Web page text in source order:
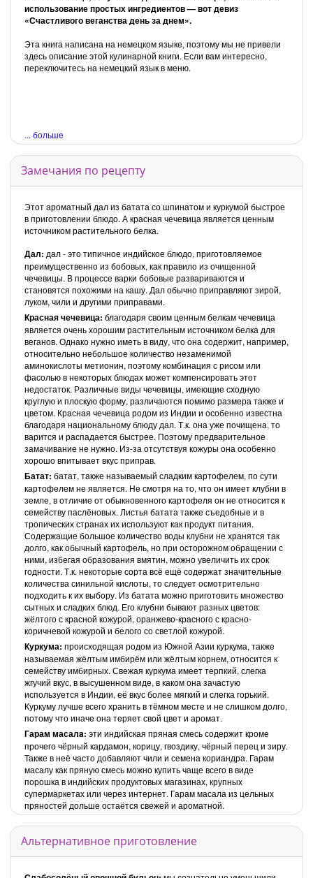
использование простых ингредиентов — вот девиз
«Счастливого веганства день за днем».
Эта книга написана на немецком языке, поэтому мы не привели
здесь описание этой кулинарной книги. Если вам интересно,
переключитесь на немецкий язык в меню.
... больше
Замечания по рецепту
Этот ароматный дал из батата со шпинатом и куркумой быстрое
в приготовлении блюдо. А красная чечевица является ценным
источником растительного белка.
Дал: дал - это типичное индийское блюдо, приготовляемое
преимущественно из бобовых, как правило из очищенной
чечевицы. В процессе варки бобовые развариваются и
становятся похожими на кашу. Дал обычно приправляют зирой,
луком, чили и другими приправами.
Красная чечевица: благодаря своим ценным белкам чечевица
является очень хорошим растительным источником белка для
веганов. Однако нужно иметь в виду, что она содержит, например,
относительно небольшое количество незаменимой
аминокислоты метионин, поэтому комбинация с рисом или
фасолью в некоторых блюдах может компенсировать этот
недостаток. Различные виды чечевицы, имеющие сходную
круглую и плоскую форму, различаются помимо размера также и
цветом. Красная чечевица родом из Индии и особенно известна
благодаря национальному блюду дал. Т.к. она уже почищена, то
варится и распадается быстрее. Поэтому предварительное
замачивание не нужно. Из-за отсутствуя кожуры она особенно
хорошо впитывает вкус приправ.
Батат: батат, также называемый сладким картофелем, по сути
картофелем не является. Не смотря на то, что он имеет клубни в
земле, в отличие от обыкновенного картофеля он не относится к
семейству паслёновых. Листья батата также съедобные и в
тропических странах их используют как продукт питания.
Содержащие большое количество воды клубни не хранятся так
долго, как обычный картофель, но при осторожном обращении с
ними, избегая образования вмятин, можно увеличить их срок
годности. Т.к. некоторые сорта всё ещё содержат значительные
количества синильной кислоты, то следует осмотрительно
подходить к их выбору. Из батата можно приготовить множество
сытных и сладких блюд. Его клубни бывают разных цветов:
жёлтого с красной кожурой, оранжево-красного с красно-
коричневой кожурой и белого со светлой кожурой.
Куркума: происходящая родом из Южной Азии куркума, также
называемая жёлтым имбирём или жёлтым корнем, относится к
семейству имбирных. Свежая куркума имеет терпкий, слегка
жгучий вкус, в высушенном виде, в каком она зачастую
используется в Индии, её вкус более мягкий и слегка горький.
Куркуму лучше всего хранить в тёмном месте и не слишком долго,
потому что иначе она теряет свой цвет и аромат.
Гарам масалa: эти индийская пряная смесь содержит кроме
прочего чёрный кардамон, корицу, гвоздику, чёрный перец и зиру.
Также в неё часто добавляют чили и семена кориандра. Гарам
масалу как пряную смесь можно купить чаще всего в виде
порошка в индийских продуктовых магазинах, крупных
супермаркетах или через интернет. Гарам масала из цельных
пряностей дольше остаётся свежей и ароматной.
Альтернативное приготовление